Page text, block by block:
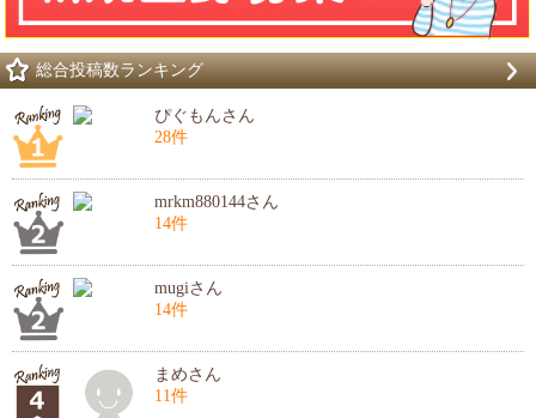
総合投稿数ランキング
ぴぐもんさん
28件
mrkm880144さん
14件
mugiさん
14件
まめさん
11件